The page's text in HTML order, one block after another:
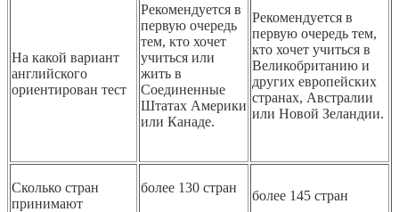
На какой вариант
английского
ориентирован тест
Рекомендуется в
первую очередь
тем, кто хочет
учиться или
жить в
Соединенные
Штатах Америки
или Канаде.
Рекомендуется в
первую очередь тем,
кто хочет учиться в
Великобританию и
других европейских
странах, Австралии
или Новой Зеландии.
Сколько стран
принимают
более 130 стран
более 145 стран